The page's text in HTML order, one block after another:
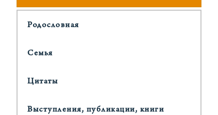
Родословная
Cемья
Цитаты
Выступления, публикации, книги